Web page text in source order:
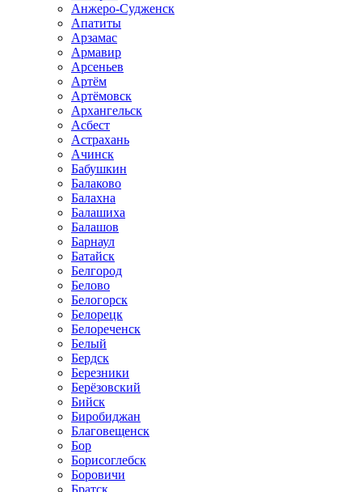
Анжеро-Судженск
Апатиты
Арзамас
Армавир
Арсеньев
Артём
Артёмовск
Архангельск
Асбест
Астрахань
Ачинск
Бабушкин
Балаково
Балахна
Балашиха
Балашов
Барнаул
Батайск
Белгород
Белово
Белогорск
Белорецк
Белореченск
Белый
Бердск
Березники
Берёзовский
Бийск
Биробиджан
Благовещенск
Бор
Борисоглебск
Боровичи
Братск